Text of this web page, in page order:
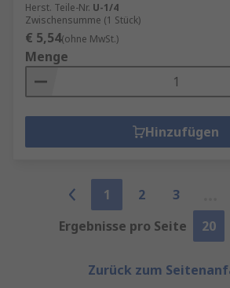
Herst. Teile-Nr. U-1/4
Zwischensumme (1 Stück)
€ 5,54(ohne MwSt.)
Menge
Hinzufügen
1 2 3
Ergebnisse pro Seite
20
Zurück zum